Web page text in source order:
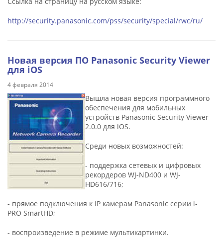
http://security.panasonic.com/pss/security/special/rwc/ru/​
Новая версия ПО Panasonic Security Viewer
для iOS
4 февраля 2014
Вышла новая версия программного
обеспечения для мобильных
устройств Panasonic Security Viewer
2.0.0 для iOS.
Среди новых возможностей:
- поддержка сетевых и цифровых
рекордеров WJ-ND400 и WJ-
HD616/716;
- прямое подключения к IP камерам Panasonic серии i-
PRO SmartHD;
- воспроизведение в режиме мультикартинки.